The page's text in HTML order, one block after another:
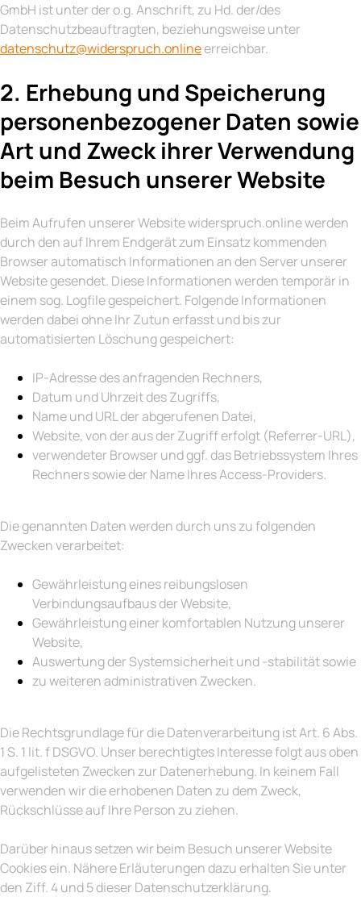
GmbH ist unter der o.g. Anschrift, zu Hd. der/des
Datenschutzbeauftragten, beziehungsweise unter
datenschutz@widerspruch.onlineerreichbar.
2. Erhebung und Speicherung
personenbezogener Daten sowie
Art und Zweck ihrer Verwendung
beim Besuch unserer Website
Beim Aufrufen unserer Website widerspruch.online werden
durch den auf Ihrem Endgerät zum Einsatz kommenden
Browser automatisch Informationen an den Server unserer
Website gesendet. Diese Informationen werden temporär in
einem sog. Logfile gespeichert. Folgende Informationen
werden dabei ohne Ihr Zutun erfasst und bis zur
automatisierten Löschung gespeichert:
IP-Adresse des anfragenden Rechners,
Datum und Uhrzeit des Zugriffs,
Name und URL der abgerufenen Datei,
Website, von der aus der Zugriff erfolgt (Referrer-URL),
verwendeter Browser und ggf. das Betriebssystem Ihres
Rechners sowie der Name Ihres Access-Providers.
Die genannten Daten werden durch uns zu folgenden
Zwecken verarbeitet:
Gewährleistung eines reibungslosen
Verbindungsaufbaus der Website,
Gewährleistung einer komfortablen Nutzung unserer
Website,
Auswertung der Systemsicherheit und -stabilität sowie
zu weiteren administrativen Zwecken.
Die Rechtsgrundlage für die Datenverarbeitung ist Art. 6 Abs.
1 S. 1 lit. f DSGVO. Unser berechtigtes Interesse folgt aus oben
aufgelisteten Zwecken zur Datenerhebung. In keinem Fall
verwenden wir die erhobenen Daten zu dem Zweck,
Rückschlüsse auf Ihre Person zu ziehen.
Darüber hinaus setzen wir beim Besuch unserer Website
Cookies ein. Nähere Erläuterungen dazu erhalten Sie unter
den Ziff. 4 und 5 dieser Datenschutzerklärung.